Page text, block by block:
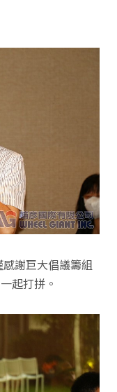
謝巨大倡議籌組
起打拼。